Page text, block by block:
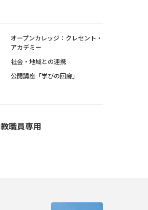
オープンカレッジ：クレセント・
アカデミー
社会・地域との連携
公開講座「学びの回廊」
教職員専用